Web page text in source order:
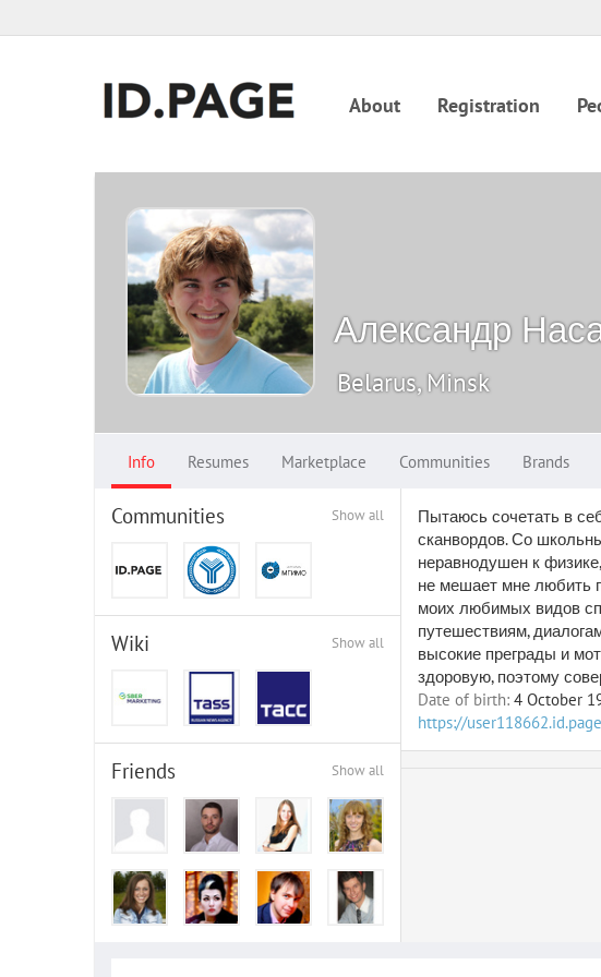
About Registration
Александр
Belarus, Minsk
Info Resumes Marketplace Communities Brands
Show all
Communities
Show all
Wiki
Show all
Friends
Пытаюсь сочетать в
сканвордов. Со
неравнодушен к
не мешает мне любить
моих любимых видов
путешествиям,
высокие преграды и
здоровую, поэтому
Date of birth: 4 October
https://user118662.id.page